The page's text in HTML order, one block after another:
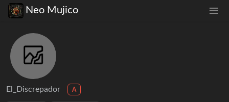
Neo Mujico
El_Discrepador A